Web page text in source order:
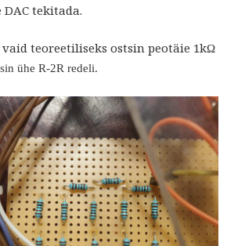
tekitada.
teoreetiliseks ostsin peotäie 1kΩ
ühe R-2R redeli.